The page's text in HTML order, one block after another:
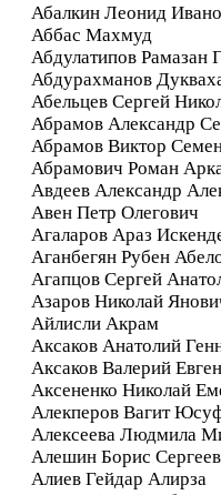
Абалкин Леонид
Аббас Махмуд
Абдулатипов Рамазан
Абдурахманов
Абельцев Сергей
Абрамов Александр
Абрамов Виктор
Абрамович Роман
Авдеев Александр
Авен Петр Олегович
Агаларов Араз
Аганбегян Рубен
Агапцов Сергей
Азаров Николай
Айлисли Акрам
Аксаков Анатолий
Аксаков Валерий
Аксененко Николай
Алекперов Вагит
Алексеева Людмила
Алешин Борис
Алиев Гейдар Алирза